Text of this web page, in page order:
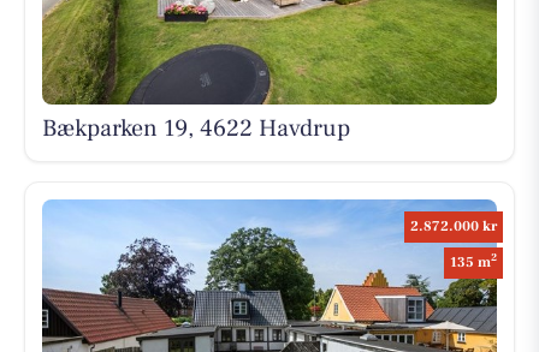
Bækparken 19, 4622 Havdrup
2.872.000 kr
135 m2